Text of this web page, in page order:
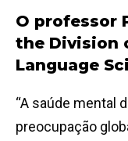
O professor
the Division
Language
“A saúde mental
preocupação